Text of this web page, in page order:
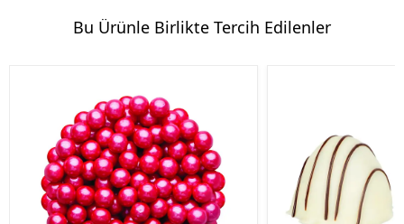
Bu Ürünle Birlikte Tercih Edilenler